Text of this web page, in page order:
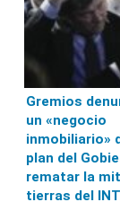
Gremios
un «negocio
inmobiliario»
plan del
rematar la
tierras del